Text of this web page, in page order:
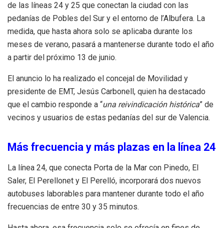
de las líneas 24 y 25 que conectan la ciudad con las
pedanías de Pobles del Sur y el entorno de l’Albufera. La
medida, que hasta ahora solo se aplicaba durante los
meses de verano, pasará a mantenerse durante todo el año
a partir del próximo 13 de junio.
El anuncio lo ha realizado el concejal de Movilidad y
presidente de EMT, Jesús Carbonell, quien ha destacado
que el cambio responde a “una reivindicación histórica” de
vecinos y usuarios de estas pedanías del sur de Valencia.
Más frecuencia y más plazas en la línea 24
La línea 24, que conecta Porta de la Mar con Pinedo, El
Saler, El Perellonet y El Perelló, incorporará dos nuevos
autobuses laborables para mantener durante todo el año
frecuencias de entre 30 y 35 minutos.